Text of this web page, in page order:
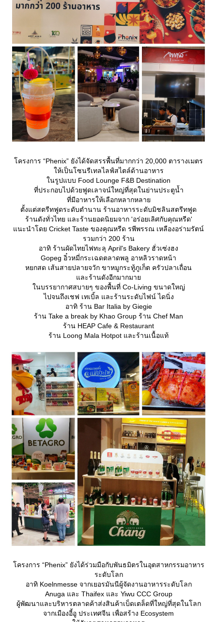
ครงการ “Phenix” ยังได้จัดสรรพื้นที่มากกว่า 20,000 ตารางเมตร
ห้เป็นโซนรีเทลไลฟ์สไตล์ด้านอาหาร
นรูปแบบ Food Lounge F&B Destination
ที่ประกอบไปด้วยฟูดเลาจน์ใหญ่ที่สุดในย่านประตูน้ำ
ที่มีอาหารให้เลือกหลากหลา
ตั้งแต่สตรีทฟูดระดับตำนาน ร้านอาหารระดับมิชลินสตรีทฟูด
ร้านดังทั่วไทย และร้านยอดนิยมจาก 'อร่อยเลิศกับคุณหรีด'
นะนำโดย Cricket Taste ของคุณหรีด รพีพรรณ เหลืองอร่ามรัตน์
รวมกว่า 200 ร้าน
อาทิ ร้านผัดไทยไฟทะลุ April's Bakery ฮั่วเซ่งฮง
Gopeg อิ๋วหมี่กระเฉดตลาดพลู อาหลิวราดหน้า
หยกสด เส้นสายปลายจวัก ขาหมูกระทู้ภูเก็ต ครัวปลาเถื่อน
ละร้านดังอีกมากมา
นบรรยากาศสบายๆ ของพื้นที่ Co-Living ขนาดใหญ่
ไปจนถึงเชฟ เทเบิ้ล และร้านระดับไฟน์ ไดนิ่ง
อาทิ ร้าน Bar Italia by Giegie
ร้าน Take a break by Khao Group ร้าน Chef Man
ร้าน HEAP Cafe & Restaurant
ร้าน Loong Mala Hotpot และร้านเนื้อแท้
ครงการ “Phenix” ยังได้ร่วมมือกับพันธมิตรในอุตสาหกรรมอาหาร
ระดับโลก
อาทิ Koelnmesse จากเยอรมันนีผู้จัดงานอาหารระดับโลก
Anuga และ Thaifex และ Yiwu CCC Group
ผู้พัฒนาและบริหารตลาดค้าส่งสินค้าเบ็ดเตล็ดที่ใหญ่ที่สุดในโลก
จากเมืองอี้อู ประเทศจีน เพื่อสร้าง Ecosystem